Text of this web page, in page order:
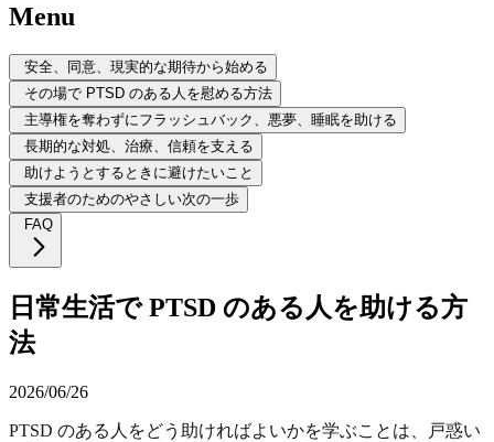
Menu
安全、同意、現実的な期待から始める
その場で PTSD のある人を慰める方法
主導権を奪わずにフラッシュバック、悪夢、睡眠を助ける
長期的な対処、治療、信頼を支える
助けようとするときに避けたいこと
支援者のためのやさしい次の一歩
FAQ
日常生活で PTSD のある人を助ける方
法
2026/06/26
PTSD のある人をどう助ければよいかを学ぶことは、戸惑い